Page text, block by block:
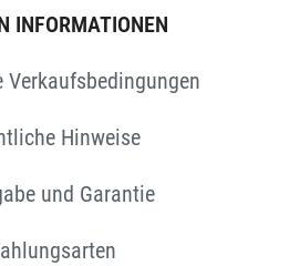
INFORMATIONEN
Verkaufsbedingungen
Hinweise
und Garantie